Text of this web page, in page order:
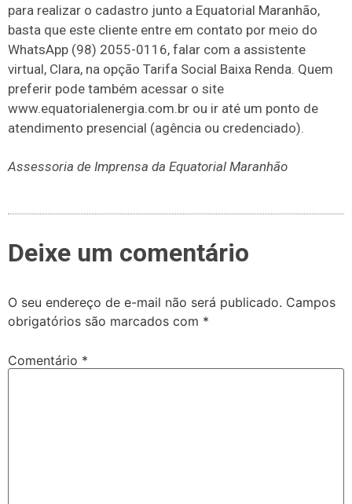
para realizar o cadastro junto a Equatorial Maranhão,
basta que este cliente entre em contato por meio do
WhatsApp (98) 2055-0116, falar com a assistente
virtual, Clara, na opção Tarifa Social Baixa Renda. Quem
preferir pode também acessar o site
www.equatorialenergia.com.br ou ir até um ponto de
atendimento presencial (agência ou credenciado).
Assessoria de Imprensa da Equatorial Maranhão
Deixe um comentário
O seu endereço de e-mail não será publicado. Campos
obrigatórios são marcados com *
Comentário *